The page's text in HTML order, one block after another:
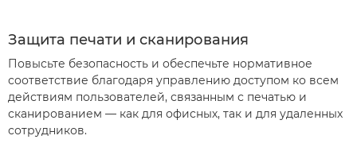
Защита печати и сканирования
Повысьте безопасность и обеспечьте нормативное
соответствие благодаря управлению доступом ко всем
действиям пользователей, связанным с печатью и
сканированием — как для офисных, так и для удаленных
сотрудников.